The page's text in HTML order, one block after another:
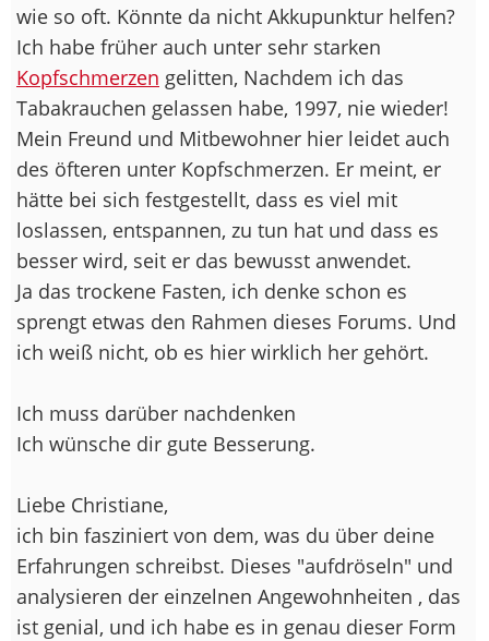
wie so oft. Könnte da nicht Akkupunktur helfen?
Ich habe früher auch unter sehr starken
Kopfschmerzen gelitten, Nachdem ich das
Tabakrauchen gelassen habe, 1997, nie wieder!
Mein Freund und Mitbewohner hier leidet auch
des öfteren unter Kopfschmerzen. Er meint, er
hätte bei sich festgestellt, dass es viel mit
loslassen, entspannen, zu tun hat und dass es
besser wird, seit er das bewusst anwendet.
Ja das trockene Fasten, ich denke schon es
sprengt etwas den Rahmen dieses Forums. Und
ich weiß nicht, ob es hier wirklich her gehört.
Ich muss darüber nachdenken
Ich wünsche dir gute Besserung.
Liebe Christiane,
ich bin fasziniert von dem, was du über deine
Erfahrungen schreibst. Dieses "aufdröseln" und
analysieren der einzelnen Angewohnheiten , das
ist genial, und ich habe es in genau dieser Form